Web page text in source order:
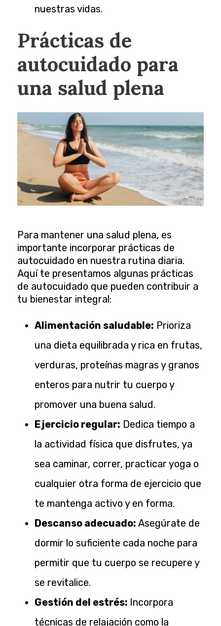
nuestras vidas.
Prácticas de
autocuidado para
una salud plena
Para mantener una salud plena, es
importante incorporar prácticas de
autocuidado en nuestra rutina diaria.
Aquí te presentamos algunas prácticas
de autocuidado que pueden contribuir a
tu bienestar integral:
Alimentación saludable: Prioriza
una dieta equilibrada y rica en frutas,
verduras, proteínas magras y granos
enteros para nutrir tu cuerpo y
promover una buena salud.
Ejercicio regular: Dedica tiempo a
la actividad física que disfrutes, ya
sea caminar, correr, practicar yoga o
cualquier otra forma de ejercicio que
te mantenga activo y en forma.
Descanso adecuado: Asegúrate de
dormir lo suficiente cada noche para
permitir que tu cuerpo se recupere y
se revitalice.
Gestión del estrés: Incorpora
técnicas de relajación como la